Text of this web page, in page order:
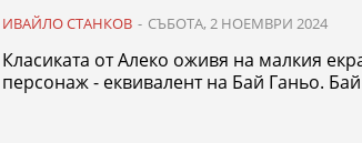
ИВАЙЛО СТАНКОВ - СЪБОТА, 2 НОЕМВРИ 2024
Класиката от Алеко оживя на малкия
персонаж - еквивалент на Бай Ганьо.